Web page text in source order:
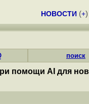
НОВОСТИ (+)
поиск
помощи AI для